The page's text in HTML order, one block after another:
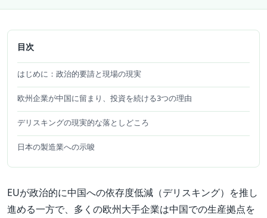
目次
はじめに：政治的要請と現場の現実
欧州企業が中国に留まり、投資を続ける3つの理由
デリスキングの現実的な落としどころ
日本の製造業への示唆
EUが政治的に中国への依存度低減（デリスキング）を推し
進める一方で、多くの欧州大手企業は中国での生産拠点を